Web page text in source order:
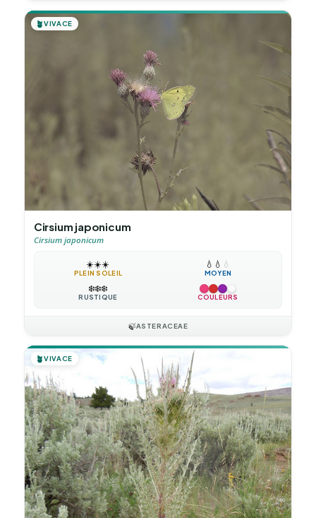
🪴VIVACE
Cirsium japonicum
Cirsium japonicum
☀️☀️☀️
PLEIN SOLEIL
💧 💧 💧
MOYEN
❄️❄️❄️
RUSTIQUE COULEURS
🍃ASTERACEAE
🪴VIVACE